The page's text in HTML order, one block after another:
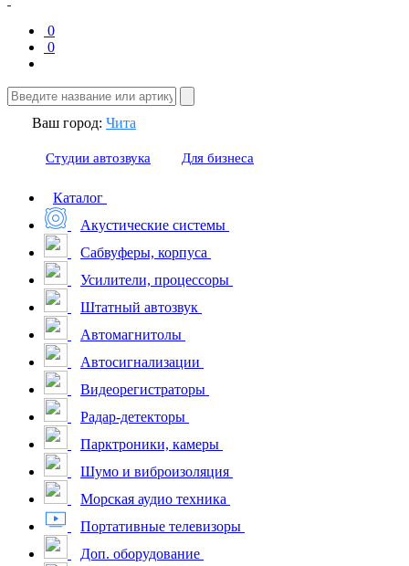
0
0
Ваш город: Чита
Студии автозвука Для бизнеса
Каталог
Акустические системы
Сабвуферы, корпуса
Усилители, процессоры
Штатный автозвук
Автомагнитолы
Автосигнализации
Видеорегистраторы
Радар-детекторы
Парктроники, камеры
Шумо и виброизоляция
Морская аудио техника
Портативные телевизоры
Доп. оборудование